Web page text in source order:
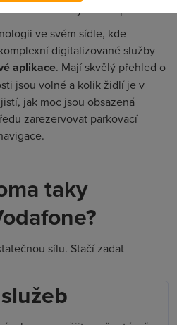
Max Verteltskyi CEO Spaceti.
ve svém sídle, kde
digitalizované služby
aplikace. Mají skvělý přehled o
jsou volné a kolik židlí je v
jak moc jsou obsazená
zarezervovat parkovací
taky
sílu. Stačí zadat